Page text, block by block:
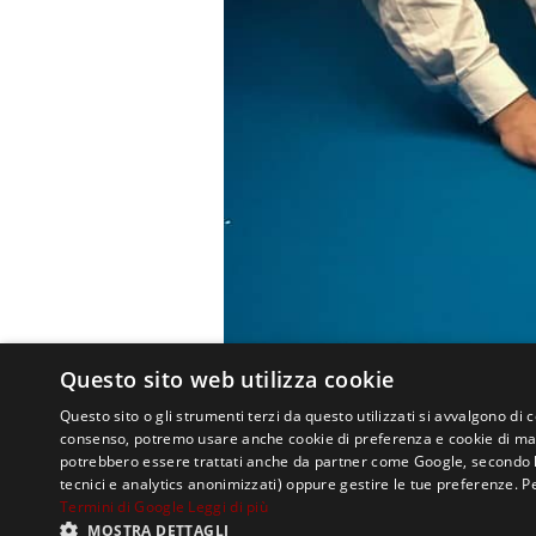
Questo sito web utilizza cookie
Questo sito o gli strumenti terzi da questo utilizzati si avvalgono di
consenso, potremo usare anche cookie di preferenza e cookie di
potrebbero essere trattati anche da partner come Google,
tecnici e analytics anonimizzati) oppure gestire le tue preferenze.
Termini di Google Leggi di più
MOSTRA DETTAGLI